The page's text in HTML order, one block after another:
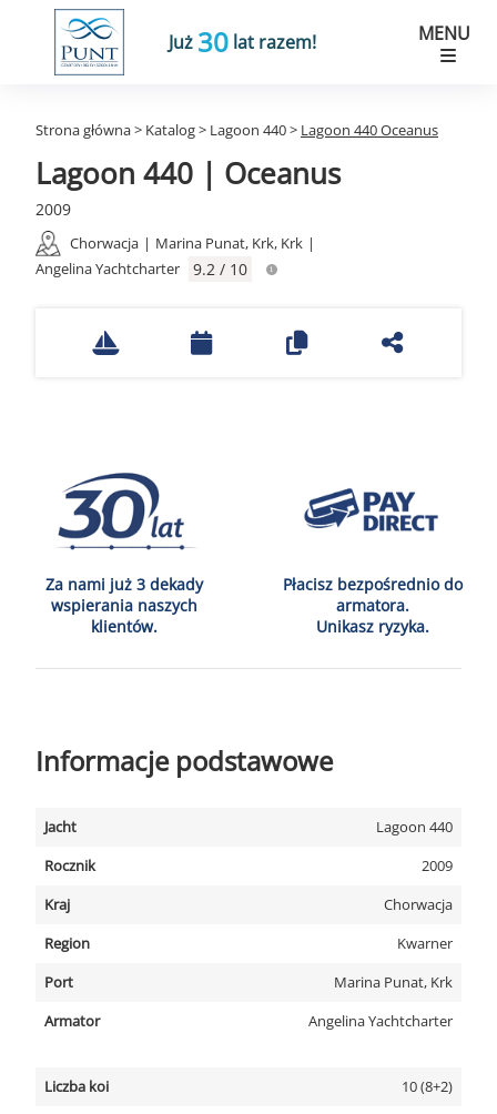
Już 30 lat razem! MENU
Strona główna> Katalog> Lagoon 440> Lagoon 440 Oceanus
Lagoon 440 | Oceanus
2009
Chorwacja | Marina Punat, Krk, Krk |
Angelina Yachtcharter
9.2 / 10
Za nami już 3 dekady
wspierania naszych
klientów.
Płacisz bezpośrednio do
armatora.
Unikasz ryzyka.
Informacje podstawowe
Jacht
Lagoon 440
Rocznik
2009
Kraj
Chorwacja
Region
Kwarner
Port
Marina Punat, Krk
Armator
Angelina Yachtcharter
Liczba koi
10 (8+2)